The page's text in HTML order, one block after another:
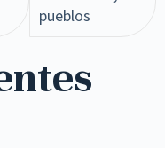
pueblos